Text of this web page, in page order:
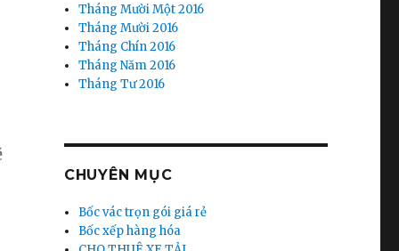
Tháng Mười Một 2016
Tháng Mười 2016
Tháng Chín 2016
Tháng Năm 2016
Tháng Tư 2016
CHUYÊN MỤC
Bốc vác trọn gói giá rẻ
Bốc xếp hàng hóa